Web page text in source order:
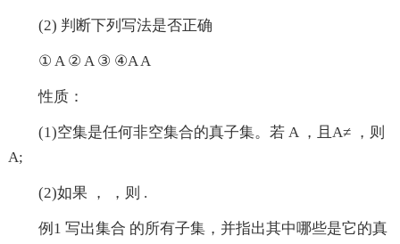
(2) 判断下列写法是否正确
① A ② A ③ ④A A
性质：
(1)空集是任何非空集合的真子集。若 A ，且A≠ ，则
A;
(2)如果 ， ，则 .
例1 写出集合 的所有子集，并指出其中哪些是它的真